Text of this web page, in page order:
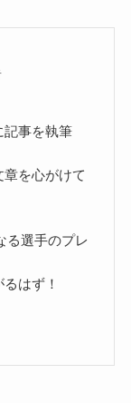
記事を執筆
を心がけて
る選手のプレ
はず！